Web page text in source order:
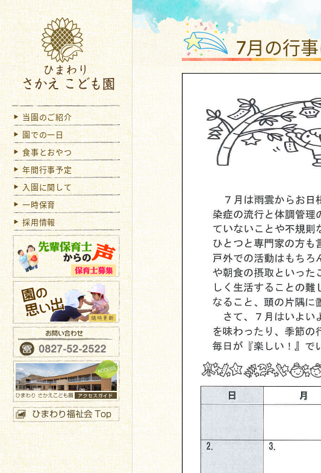
ひまわり
当園のご紹介
園での一日
食事とおやつ
年間行事予定
入園に関して
一時保育
採用情報
7月の行